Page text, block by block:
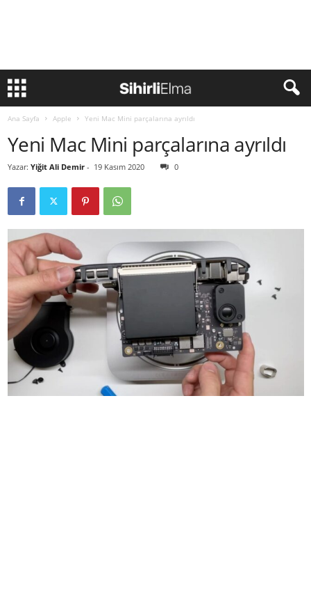
Ana Sayfa Apple Yeni Mac Mini parçalarına ayrıldı
Yeni Mac Mini parçalarına ayrıldı
Yazar: Yiğit Ali Demir - 19 Kasım 2020 0